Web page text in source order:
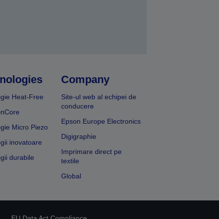
Heat-Free
Micro Piezo
inovatoare
durabile
Company
Site-ul web al echipei de
conducere
Epson Europe Electronics
Digigraphie
Imprimare direct pe
textile
Global